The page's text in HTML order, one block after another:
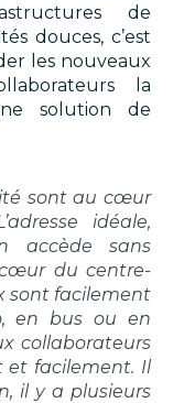
de
douces, c’est
les nouveaux
la
solution de
sont au cœur
idéale,
accède sans
du centre-
sont facilement
en bus ou en
collaborateurs
et facilement. Il
il y a plusieurs